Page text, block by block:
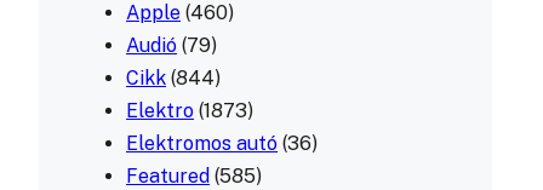
Apple (460)
Audió (79)
Cikk (844)
Elektro (1873)
Elektromos autó (36)
Featured (585)